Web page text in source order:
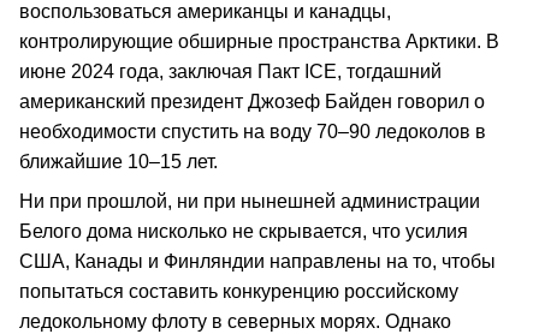
воспользоваться американцы и канадцы,
контролирующие обширные пространства Арктики. В
июне 2024 года, заключая Пакт ICE, тогдашний
американский президент Джозеф Байден говорил о
необходимости спустить на воду 70–90 ледоколов в
ближайшие 10–15 лет.
Ни при прошлой, ни при нынешней администрации
Белого дома нисколько не скрывается, что усилия
США, Канады и Финляндии направлены на то, чтобы
попытаться составить конкуренцию российскому
ледокольному флоту в северных морях. Однако